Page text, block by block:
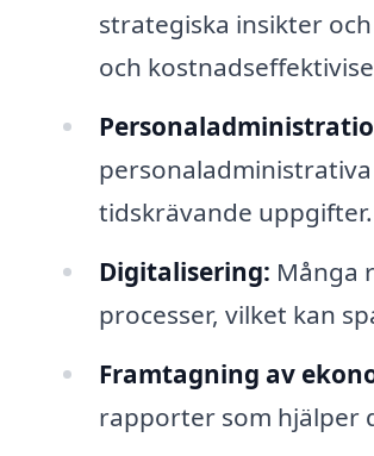
strategiska insikter
och
tidskrävande uppgifter.
Digitalisering: Många
processer, vilket kan
Framtagning av
rapporter som hjälper